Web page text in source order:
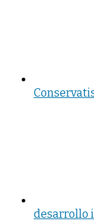
desarrollo